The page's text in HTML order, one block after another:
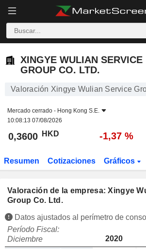
XINGYE WULIAN SERVICE
GROUP CO. LTD.
Valoración Xingye Wulian Service
Mercado cerrado - Hong Kong S.E.
10:08:13 07/08/2026
0,3600 HKD -1,37 %
Resumen Cotizaciones Gráficos
Valoración de la empresa: Xingye
Group Co. Ltd.
Datos ajustados al perímetro de
Período Fiscal:
Diciembre
2020